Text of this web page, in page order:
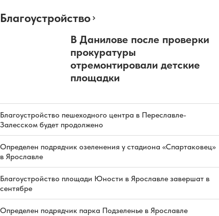
Благоустройство
В Данилове после проверки
прокуратуры
отремонтировали детские
площадки
Благоустройство пешеходного центра в Переславле-
Залесском будет продолжено
Определен подрядчик озеленения у стадиона «Спартаковец»
в Ярославле
Благоустройство площади Юности в Ярославле завершат в
сентябре
Определен подрядчик парка Подзеленье в Ярославле